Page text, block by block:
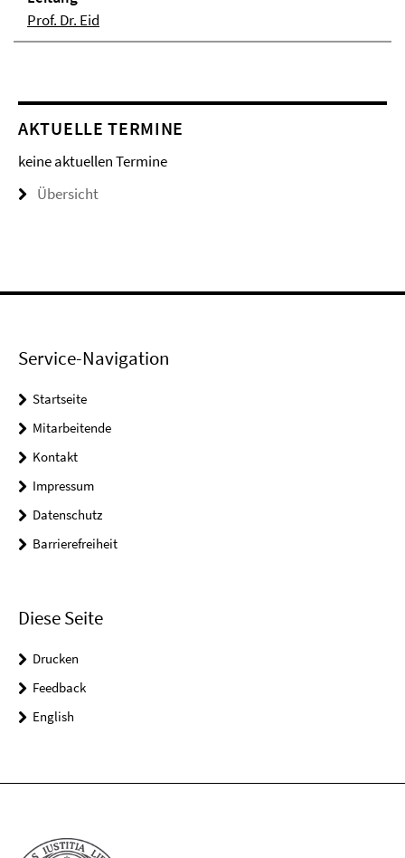
Prof. Dr. Eid
AKTUELLE TERMINE
keine aktuellen Termine
Übersicht
Service-Navigation
Startseite
Mitarbeitende
Kontakt
Impressum
Datenschutz
Barrierefreiheit
Diese Seite
Drucken
Feedback
English